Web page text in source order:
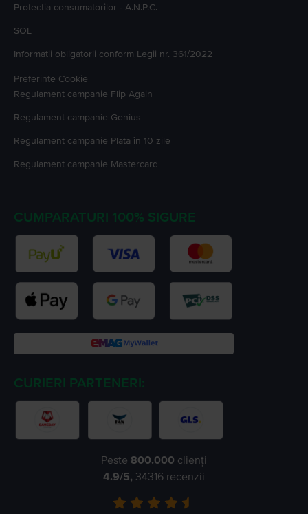
Protectia consumatorilor - A.N.P.C.
SOL
Informatii obligatorii conform Legii nr. 361/2022
Preferinte Cookie
Regulament campanie Flip Again
Regulament campanie Genius
Regulament campanie Plata în 10 zile
Regulament campanie Mastercard
CUMPARATURI 100% SIGURE
CURIERI PARTENERI:
Peste 800.000 clienți
4.9/5, 34316 recenzii